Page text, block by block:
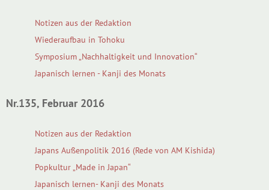
Notizen aus der Redaktion
Wiederaufbau in Tohoku
Symposium „Nachhaltigkeit und Innovation“
Japanisch lernen - Kanji des Monats
Nr.135, Februar 2016
Notizen aus der Redaktion
Japans Außenpolitik 2016 (Rede von AM Kishida)
Popkultur „Made in Japan“
Japanisch lernen- Kanji des Monats